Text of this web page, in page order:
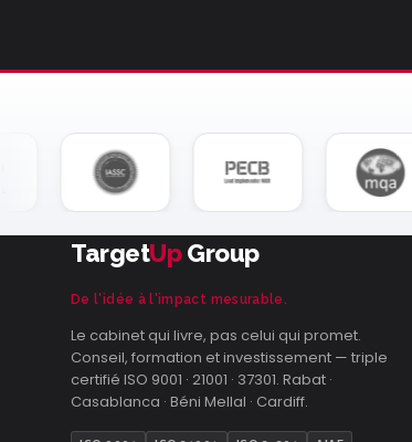
TargetUpGroup
De l'idée à l'impact mesurable.
Le cabinet qui livre, pas celui qui promet.
Conseil, formation et investissement — triple
certifié ISO 9001 · 21001 · 37301. Rabat ·
Casablanca · Béni Mellal · Cardiff.